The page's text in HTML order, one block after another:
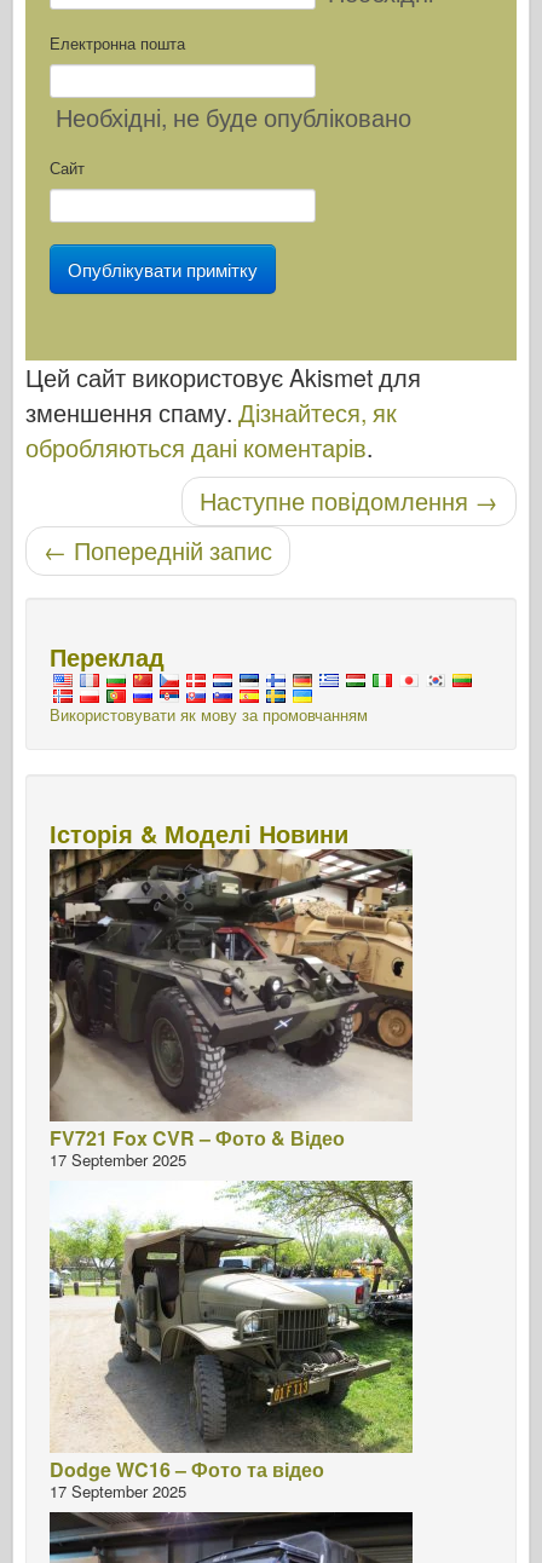
Електронна пошта
Необхідні, не буде опубліковано
Сайт
Цей сайт використовує Akismet для
зменшення спаму. Дізнайтеся, як
обробляються дані коментарів.
Навігація по постуНаступне повідомлення →
← Попередній запис
Переклад
Використовувати як мову за промовчанням
Історія & Моделі Новини
FV721 Fox CVR – Фото & Відео
17 September 2025
Dodge WC16 – Фото та відео
17 September 2025